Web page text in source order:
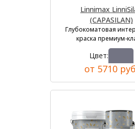
Linnimax
(CAPASILAN)
Глубокоматовая
краска премиум-
Цвет:
от 5710